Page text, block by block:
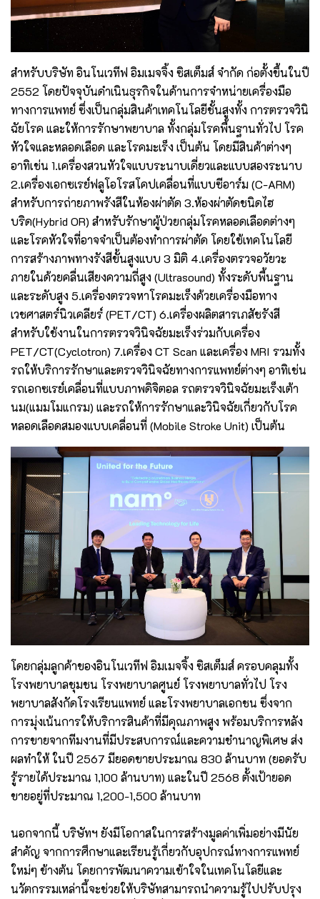
สำหรับบริษัท อินโนเวทีฟ อิมเมจจิ้ง ซิสเต็มส์ จำกัด ก่อตั้งขึ้นในปี
2552 โดยปัจจุบันดำเนินธุรกิจในด้านการจำหน่ายเครื่องมือ
ทางการแพทย์ ซึ่งเป็นกลุ่มสินค้าเทคโนโลยีชั้นสูงทั้ง การตรวจวินิ
ฉัยโรค และให้การรักษาพยาบาล ทั้งกลุ่มโรคพื้นฐานทั่วไป โรค
หัวใจและหลอดเลือด และโรคมะเร็ง เป็นต้น โดยมีสินค้าต่างๆ
อาทิเช่น 1.เครื่องสวนหัวใจแบบระนาบเดี่ยวและแบบสองระนาบ
2.เครื่องเอกซเรย์ฟลูโอโรสโคปเคลื่อนที่แบบซีอาร์ม (C-ARM)
สำหรับการถ่ายภาพรังสีในห้องผ่าตัด 3.ห้องผ่าตัดชนิดไฮ
บริด(Hybrid OR) สำหรับรักษาผู้ป่วยกลุ่มโรคหลอดเลือดต่างๆ
และโรคหัวใจที่อาจจำเป็นต้องทำการผ่าตัด โดยใช้เทคโนโลยี
การสร้างภาพทางรังสีขั้นสูงแบบ 3 มิติ 4.เครื่องตรวจอวัยวะ
ภายในด้วยคลื่นเสียงความถี่สูง (Ultrasound) ทั้งระดับพื้นฐาน
และระดับสูง 5.เครื่องตรวจหาโรคมะเร็งด้วยเครื่องมือทาง
เวชศาสตร์นิวเคลียร์ (PET/CT) 6.เครื่องผลิตสารเภสัชรังสี
สำหรับใช้งานในการตรวจวินิจฉัยมะเร็งร่วมกับเครื่อง
PET/CT(Cyclotron) 7.เครื่อง CT Scan และเครื่อง MRI รวมทั้ง
รถให้บริการรักษาและตรวจวินิจฉัยทางการแพทย์ต่างๆ อาทิเช่น
รถเอกซเรย์เคลื่อนที่แบบภาพดิจิตอล รถตรวจวินิจฉัยมะเร็งเต้า
นม(แมมโมแกรม) และรถให้การรักษาและวินิจฉัยเกี่ยวกับโรค
หลอดเลือดสมองแบบเคลื่อนที่ (Mobile Stroke Unit) เป็นต้น
โดยกลุ่มลูกค้าของอินโนเวทีฟ อิมเมจจิ้ง ซิสเต็มส์ ครอบคลุมทั้ง
โรงพยาบาลชุมชน โรงพยาบาลศูนย์ โรงพยาบาลทั่วไป โรง
พยาบาลสังกัดโรงเรียนแพทย์ และโรงพยาบาลเอกชน ซึ่งจาก
การมุ่งเน้นการให้บริการสินค้าที่มีคุณภาพสูง พร้อมบริการหลัง
การขายจากทีมงานที่มีประสบการณ์และความชำนาญพิเศษ ส่ง
ผลทำให้ ในปี 2567 มียอดขายประมาณ 830 ล้านบาท (ยอดรับ
รู้รายได้ประมาณ 1,100 ล้านบาท) และในปี 2568 ตั้งเป้ายอด
ขายอยู่ที่ประมาณ 1,200-1,500 ล้านบาท
นอกจากนี้ บริษัทฯ ยังมีโอกาสในการสร้างมูลค่าเพิ่มอย่างมีนัย
สำคัญ จากการศึกษาและเรียนรู้เกี่ยวกับอุปกรณ์ทางการแพทย์
ใหม่ๆ ข้างต้น โดยการพัฒนาความเข้าใจในเทคโนโลยีและ
นวัตกรรมเหล่านี้จะช่วยให้บริษัทสามารถนำความรู้ไปปรับปรุง